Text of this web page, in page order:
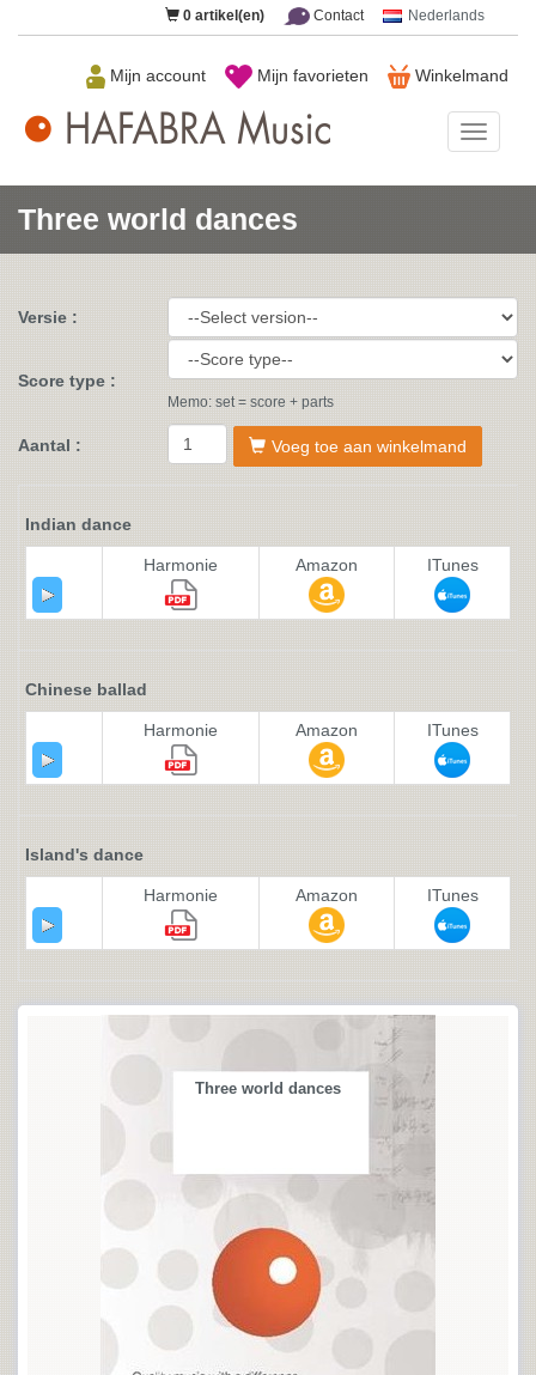
0 artikel(en) Contact Nederlands
Winkelmand
Mijn favorieten
Mijn account
Music
Three world dances
Versie :
Score type :
Memo: set = score + parts
Aantal : Voeg toe aan winkelmand
Indian dance
Harmonie Amazon ITunes
Chinese ballad
Harmonie Amazon ITunes
Island's dance
Harmonie Amazon ITunes
Three world dances